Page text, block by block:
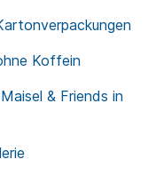
Koffein
& Friends in